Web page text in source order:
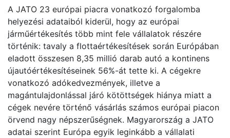
A JATO 23 európai piacra vonatkozó forgalomba
helyezési adataiból kiderül, hogy az európai
járműértékesítés több mint fele vállalatok részére
történik: tavaly a flottaértékesítések során Európában
eladott összesen 8,35 millió darab autó a kontinens
újautóértékesítéseinek 56%-át tette ki. A cégekre
vonatkozó adókedvezmények, illetve a
magántulajdonlással járó kötöttségek hiánya miatt a
cégek nevére történő vásárlás számos európai piacon
örvend nagy népszerűségnek. Magyarország a JATO
adatai szerint Európa egyik leginkább a vállalati